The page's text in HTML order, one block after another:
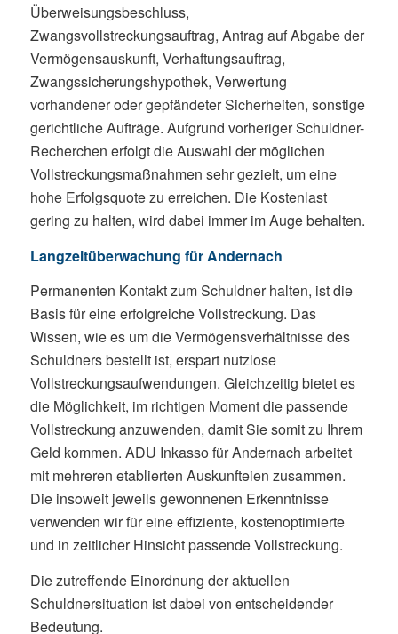
Überweisungsbeschluss,
Zwangsvollstreckungsauftrag, Antrag auf Abgabe der
Vermögensauskunft, Verhaftungsauftrag,
Zwangssicherungshypothek, Verwertung
vorhandener oder gepfändeter Sicherheiten, sonstige
gerichtliche Aufträge. Aufgrund vorheriger Schuldner-
Recherchen erfolgt die Auswahl der möglichen
Vollstreckungsmaßnahmen sehr gezielt, um eine
hohe Erfolgsquote zu erreichen. Die Kostenlast
gering zu halten, wird dabei immer im Auge behalten.
Langzeitüberwachung für Andernach
Permanenten Kontakt zum Schuldner halten, ist die
Basis für eine erfolgreiche Vollstreckung. Das
Wissen, wie es um die Vermögensverhältnisse des
Schuldners bestellt ist, erspart nutzlose
Vollstreckungsaufwendungen. Gleichzeitig bietet es
die Möglichkeit, im richtigen Moment die passende
Vollstreckung anzuwenden, damit Sie somit zu Ihrem
Geld kommen. ADU Inkasso für Andernach arbeitet
mit mehreren etablierten Auskunfteien zusammen.
Die insoweit jeweils gewonnenen Erkenntnisse
verwenden wir für eine effiziente, kostenoptimierte
und in zeitlicher Hinsicht passende Vollstreckung.
Die zutreffende Einordnung der aktuellen
Schuldnersituation ist dabei von entscheidender
Bedeutung.